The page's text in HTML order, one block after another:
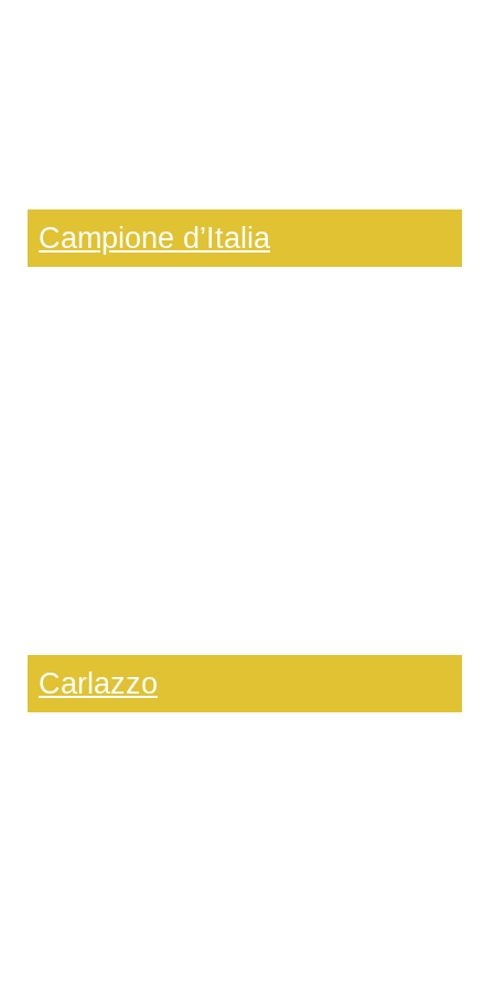
Campione d’Italia
Carlazzo